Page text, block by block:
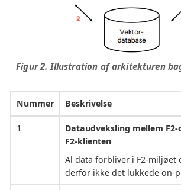
Figur 2. Illustration af arkitekturen
Nummer Beskrivelse
1
Dataudveksling mellem
F2-klienten
Al data forbliver i F2-miljøet
derfor ikke det lukkede on-